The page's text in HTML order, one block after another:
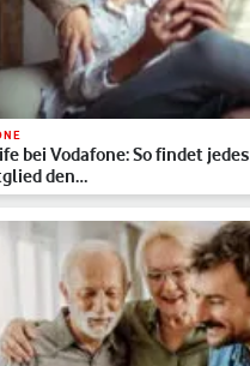
bei Vodafone: So findet jedes
den…